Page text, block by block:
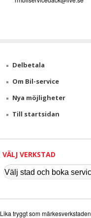
e
Delbetala
Om Bil-service
Nya möjligheter
Till startsidan
VÄLJ VERKSTAD
Lika tryggt som märkesverkstaden